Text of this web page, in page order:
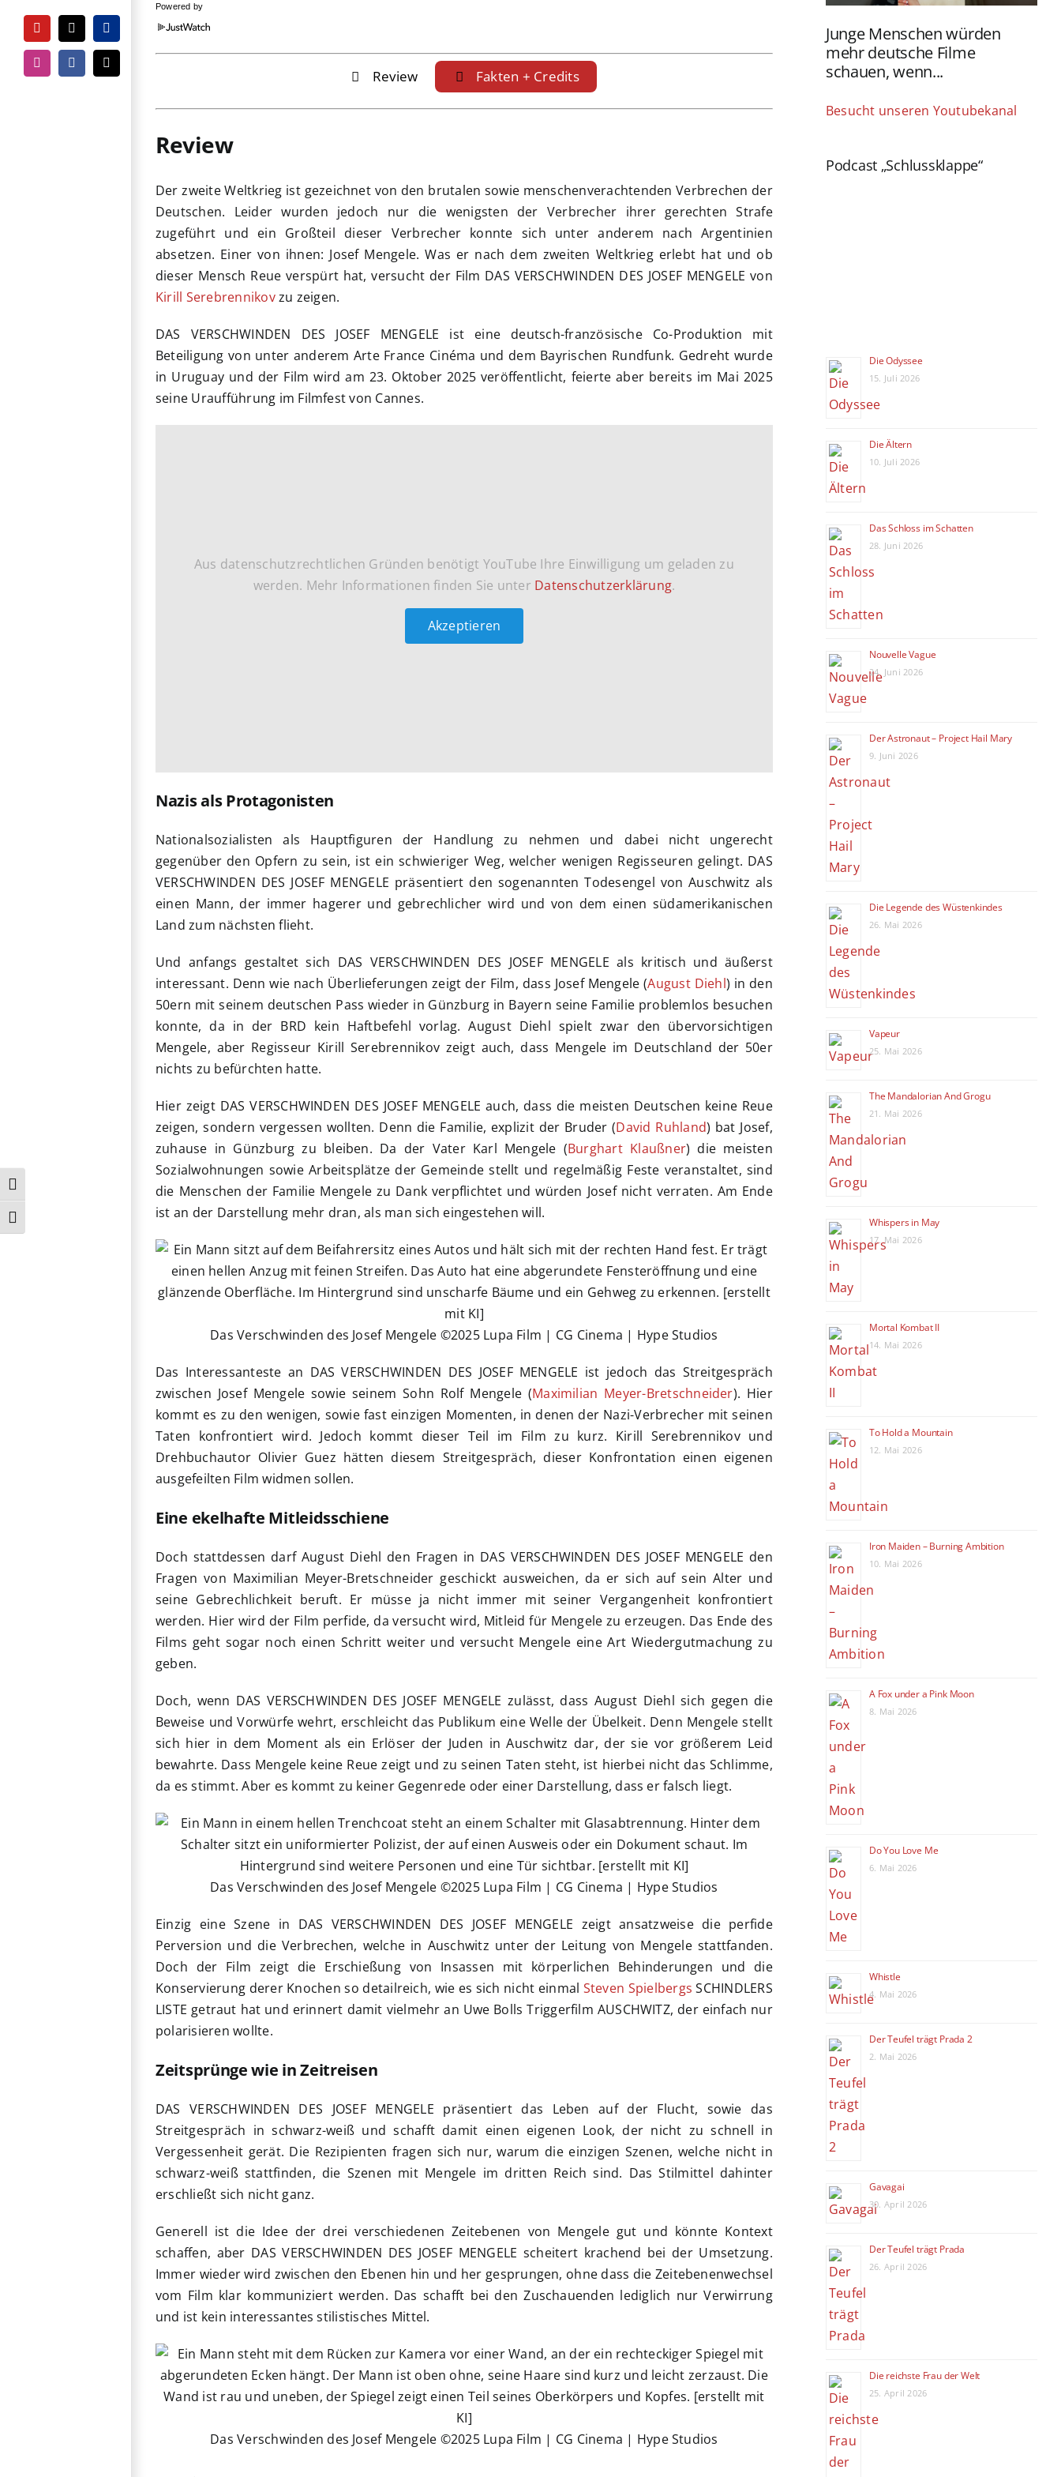
Umschalten auf hohe Kontraste
Schrift vergrößern
YouTubeTiktokPayPal
InstagramFacebook
E-
Mail
Powered by
Review Fakten + Credits
Review
Der zweite Weltkrieg ist gezeichnet von den brutalen sowie menschenverachtenden Verbrechen der
Deutschen. Leider wurden jedoch nur die wenigsten der Verbrecher ihrer gerechten Strafe
zugeführt und ein Großteil dieser Verbrecher konnte sich unter anderem nach Argentinien
absetzen. Einer von ihnen: Josef Mengele. Was er nach dem zweiten Weltkrieg erlebt hat und ob
dieser Mensch Reue verspürt hat, versucht der Film DAS VERSCHWINDEN DES JOSEF MENGELE von
Kirill Serebrennikovzu zeigen.
DAS VERSCHWINDEN DES JOSEF MENGELE ist eine deutsch-französische Co-Produktion mit
Beteiligung von unter anderem Arte France Cinéma und dem Bayrischen Rundfunk. Gedreht wurde
in Uruguay und der Film wird am 23. Oktober 2025 veröffentlicht, feierte aber bereits im Mai 2025
seine Uraufführung im Filmfest von Cannes.
Aus datenschutzrechtlichen Gründen benötigt YouTube Ihre Einwilligung um geladen zu
werden. Mehr Informationen finden Sie unter Datenschutzerklärung.
Akzeptieren
Nazis als Protagonisten
Nationalsozialisten als Hauptfiguren der Handlung zu nehmen und dabei nicht ungerecht
gegenüber den Opfern zu sein, ist ein schwieriger Weg, welcher wenigen Regisseuren gelingt. DAS
VERSCHWINDEN DES JOSEF MENGELE präsentiert den sogenannten Todesengel von Auschwitz als
einen Mann, der immer hagerer und gebrechlicher wird und von dem einen südamerikanischen
Land zum nächsten flieht.
Und anfangs gestaltet sich DAS VERSCHWINDEN DES JOSEF MENGELE als kritisch und äußerst
interessant. Denn wie nach Überlieferungen zeigt der Film, dass Josef Mengele (August Diehl) in den
50ern mit seinem deutschen Pass wieder in Günzburg in Bayern seine Familie problemlos besuchen
konnte, da in der BRD kein Haftbefehl vorlag. August Diehl spielt zwar den übervorsichtigen
Mengele, aber Regisseur Kirill Serebrennikov zeigt auch, dass Mengele im Deutschland der 50er
nichts zu befürchten hatte.
Hier zeigt DAS VERSCHWINDEN DES JOSEF MENGELE auch, dass die meisten Deutschen keine Reue
zeigen, sondern vergessen wollten. Denn die Familie, explizit der Bruder (David Ruhland) bat Josef,
zuhause in Günzburg zu bleiben. Da der Vater Karl Mengele (Burghart Klaußner) die meisten
Sozialwohnungen sowie Arbeitsplätze der Gemeinde stellt und regelmäßig Feste veranstaltet, sind
die Menschen der Familie Mengele zu Dank verpflichtet und würden Josef nicht verraten. Am Ende
ist an der Darstellung mehr dran, als man sich eingestehen will.
Das Verschwinden des Josef Mengele ©2025 Lupa Film | CG Cinema | Hype Studios
Das Interessanteste an DAS VERSCHWINDEN DES JOSEF MENGELE ist jedoch das Streitgespräch
zwischen Josef Mengele sowie seinem Sohn Rolf Mengele (Maximilian Meyer-Bretschneider). Hier
kommt es zu den wenigen, sowie fast einzigen Momenten, in denen der Nazi-Verbrecher mit seinen
Taten konfrontiert wird. Jedoch kommt dieser Teil im Film zu kurz. Kirill Serebrennikov und
Drehbuchautor Olivier Guez hätten diesem Streitgespräch, dieser Konfrontation einen eigenen
ausgefeilten Film widmen sollen.
Eine ekelhafte Mitleidsschiene
Doch stattdessen darf August Diehl den Fragen in DAS VERSCHWINDEN DES JOSEF MENGELE den
Fragen von Maximilian Meyer-Bretschneider geschickt ausweichen, da er sich auf sein Alter und
seine Gebrechlichkeit beruft. Er müsse ja nicht immer mit seiner Vergangenheit konfrontiert
werden. Hier wird der Film perfide, da versucht wird, Mitleid für Mengele zu erzeugen. Das Ende des
Films geht sogar noch einen Schritt weiter und versucht Mengele eine Art Wiedergutmachung zu
geben.
Doch, wenn DAS VERSCHWINDEN DES JOSEF MENGELE zulässt, dass August Diehl sich gegen die
Beweise und Vorwürfe wehrt, erschleicht das Publikum eine Welle der Übelkeit. Denn Mengele stellt
sich hier in dem Moment als ein Erlöser der Juden in Auschwitz dar, der sie vor größerem Leid
bewahrte. Dass Mengele keine Reue zeigt und zu seinen Taten steht, ist hierbei nicht das Schlimme,
da es stimmt. Aber es kommt zu keiner Gegenrede oder einer Darstellung, dass er falsch liegt.
Das Verschwinden des Josef Mengele ©2025 Lupa Film | CG Cinema | Hype Studios
Einzig eine Szene in DAS VERSCHWINDEN DES JOSEF MENGELE zeigt ansatzweise die perfide
Perversion und die Verbrechen, welche in Auschwitz unter der Leitung von Mengele stattfanden.
Doch der Film zeigt die Erschießung von Insassen mit körperlichen Behinderungen und die
Konservierung derer Knochen so detailreich, wie es sich nicht einmal Steven Spielbergs SCHINDLERS
LISTE getraut hat und erinnert damit vielmehr an Uwe Bolls Triggerfilm AUSCHWITZ, der einfach nur
polarisieren wollte.
Zeitsprünge wie in Zeitreisen
DAS VERSCHWINDEN DES JOSEF MENGELE präsentiert das Leben auf der Flucht, sowie das
Streitgespräch in schwarz-weiß und schafft damit einen eigenen Look, der nicht zu schnell in
Vergessenheit gerät. Die Rezipienten fragen sich nur, warum die einzigen Szenen, welche nicht in
schwarz-weiß stattfinden, die Szenen mit Mengele im dritten Reich sind. Das Stilmittel dahinter
erschließt sich nicht ganz.
Generell ist die Idee der drei verschiedenen Zeitebenen von Mengele gut und könnte Kontext
schaffen, aber DAS VERSCHWINDEN DES JOSEF MENGELE scheitert krachend bei der Umsetzung.
Immer wieder wird zwischen den Ebenen hin und her gesprungen, ohne dass die Zeitebenenwechsel
vom Film klar kommuniziert werden. Das schafft bei den Zuschauenden lediglich nur Verwirrung
und ist kein interessantes stilistisches Mittel.
Das Verschwinden des Josef Mengele ©2025 Lupa Film | CG Cinema | Hype Studios
Junge Menschen würden
mehr deutsche Filme
schauen, wenn...
Besucht unseren Youtubekanal
Podcast „Schlussklappe“
Die Odyssee
15. Juli 2026
Die Ältern
10. Juli 2026
Das Schloss im Schatten
28. Juni 2026
Nouvelle Vague
24. Juni 2026
Der Astronaut – Project Hail Mary
9. Juni 2026
Die Legende des Wüstenkindes
26. Mai 2026
Vapeur
25. Mai 2026
The Mandalorian And Grogu
21. Mai 2026
Whispers in May
17. Mai 2026
Mortal Kombat II
14. Mai 2026
To Hold a Mountain
12. Mai 2026
Iron Maiden – Burning Ambition
10. Mai 2026
A Fox under a Pink Moon
8. Mai 2026
Do You Love Me
6. Mai 2026
Whistle
4. Mai 2026
Der Teufel trägt Prada 2
2. Mai 2026
Gavagai
30. April 2026
Der Teufel trägt Prada
26. April 2026
Die reichste Frau der Welt
25. April 2026